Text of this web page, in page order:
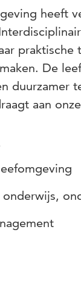
heeft
De
duurzamer
aan
onderwijs,